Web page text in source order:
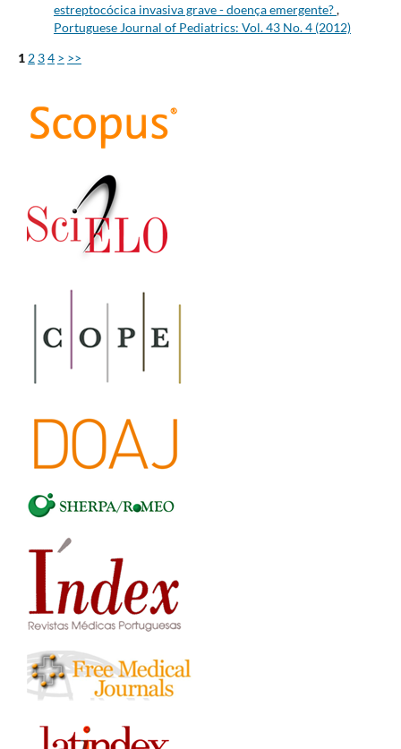
estreptocócica invasiva grave - doença emergente?,
Portuguese Journal of Pediatrics: Vol. 43 No. 4 (2012)
1 2 34 > >>